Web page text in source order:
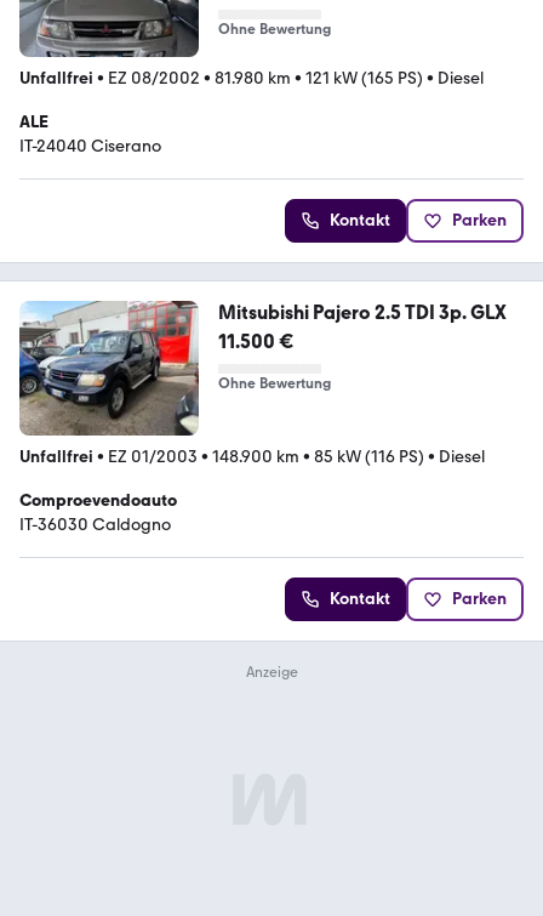
Ohne Bewertung
Unfallfrei • EZ 08/2002 • 81.980 km • 121 kW (165 PS) • Diesel
ALE
IT-24040 Ciserano
Kontakt Parken
Mitsubishi Pajero 2.5 TDI 3p. GLX
11.500 €
Ohne Bewertung
Unfallfrei • EZ 01/2003 • 148.900 km • 85 kW (116 PS) • Diesel
Comproevendoauto
IT-36030 Caldogno
Kontakt Parken